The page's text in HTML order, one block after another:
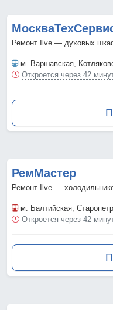
Ремонт Ilve — духовых
м. Варшавская ,
Откроется через 42
РемМастер
Ремонт Ilve —
м. Балтийская ,
Откроется через 42